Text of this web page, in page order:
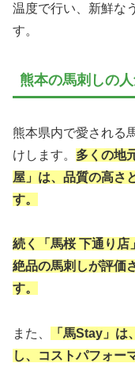
温度で行い、新鮮な
す。
熊本の馬刺しの
熊本県内で愛される
けします。 多くの地
屋」は、品質の高さ
す。
続く「馬桜 下通り店
絶品の馬刺しが評価
す。
また、
「馬Stay」
し、コストパフォー